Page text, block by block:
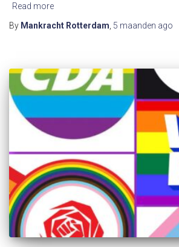
Read more
By Mankracht Rotterdam 5 maanden ago